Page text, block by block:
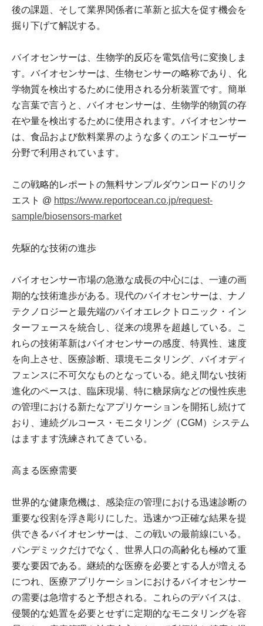
後の課題、そして業界関係者に革新と拡大を促す機会を
掘り下げて解説する。
バイオセンサーは、生物学的反応を電気信号に変換しま
す。バイオセンサーは、生物センサーの略称であり、化
学物質を検出するために使用される分析装置です。簡単
な言葉で言うと、バイオセンサーは、生物学的物質の存
在や量を検出するために使用されます。バイオセンサー
は、食品および飲料業界のような多くのエンドユーザー
分野で利用されています。
この戦略的レポートの無料サンプルダウンロードのリク
エスト @ https://www.reportocean.co.jp/request-
sample/biosensors-market
先駆的な技術の進歩
バイオセンサー市場の急激な成長の中心には、一連の画
期的な技術進歩がある。現代のバイオセンサーは、ナノ
テクノロジーと最先端のバイオエレクトロニック・イン
ターフェースを統合し、従来の境界を超越している。こ
れらの技術革新はバイオセンサーの感度、特異性、速度
を向上させ、医療診断、環境モニタリング、バイオディ
フェンスに不可欠なものとなっている。絶え間ない技術
進化のペースは、臨床現場、特に糖尿病などの慢性疾患
の管理における新たなアプリケーションを開拓し続けて
おり、連続グルコース・モニタリング（CGM）システム
はますます洗練されてきている。
高まる医療需要
世界的な健康危機は、感染症の管理における迅速診断の
重要な役割を浮き彫りにした。迅速かつ正確な結果を提
供できるバイオセンサーは、この戦いの最前線にいる。
パンデミックだけでなく、世界人口の高齢化も極めて重
要な要因である。継続的な医療を必要とする人が増える
につれ、医療アプリケーションにおけるバイオセンサー
の需要は急増すると予想される。これらのデバイスは、
侵襲的な処置を必要とせずに定期的なモニタリングを容